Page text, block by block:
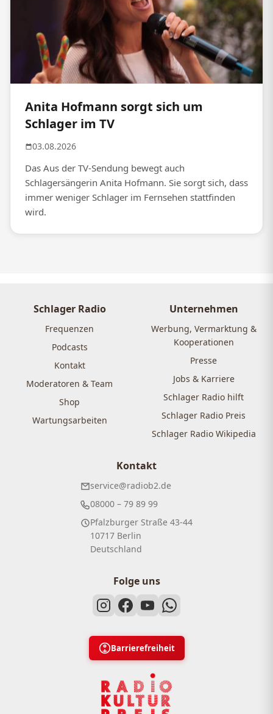
Anita Hofmann sorgt sich um
Schlager im TV
03.08.2026
Das Aus der TV-Sendung bewegt auch
Schlagersängerin Anita Hofmann. Sie sorgt sich, dass
immer weniger Schlager im Fernsehen stattfinden
wird.
Schlager Radio
Frequenzen
Podcasts
Kontakt
Moderatoren & Team
Shop
Wartungsarbeiten
Unternehmen
Werbung, Vermarktung &
Kooperationen
Presse
Jobs & Karriere
Schlager Radio hilft
Schlager Radio Preis
Schlager Radio Wikipedia
Kontakt
service@radiob2.de
08000 – 79 89 99
Pfalzburger Straße 43-44
10717 Berlin
Deutschland
Folge uns
Barrierefreiheit